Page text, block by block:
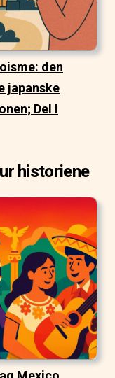
den
japanske
Del I
historiene